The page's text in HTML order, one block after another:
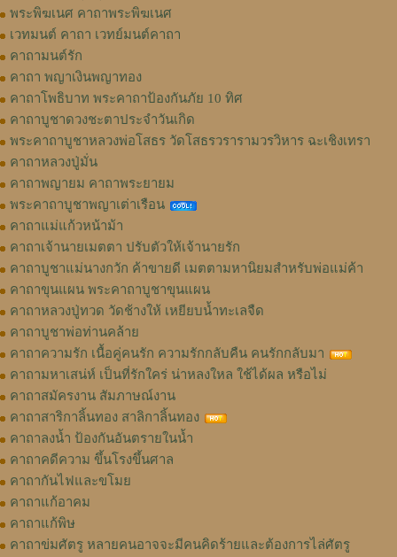
พระพิฆเนศ คาถาพระพิฆเนศ
เวทมนต์ คาถา เวทย์มนต์คาถา
คาถามนต์รัก
คาถา พญาเงินพญาทอง
คาถาโพธิบาท พระคาถาป้องกันภัย 10 ทิศ
คาถาบูชาดวงชะตาประจำวันเกิด
พระคาถาบูชาหลวงพ่อโสธร วัดโสธรวรารามวรวิหาร ฉะเชิงเทรา
คาถาหลวงปู่มั่น
คาถาพญายม คาถาพระยายม
พระคาถาบูชาพญาเต่าเรือน
คาถาแม่แก้วหน้าม้า
คาถาเจ้านายเมตตา ปรับตัวให้เจ้านายรัก
คาถาบูชาแม่นางกวัก ค้าขายดี เมตตามหานิยมสำหรับพ่อแม่ค้า
คาถาขุนแผน พระคาถาบูชาขุนแผน
คาถาหลวงปู่ทวด วัดช้างให้ เหยียบน้ำทะเลจืด
คาถาบูชาพ่อท่านคล้าย
คาถาความรัก เนื้อคู่คนรัก ความรักกลับคืน คนรักกลับมา
คาถามหาเสน่ห์ เป็นที่รักใคร่ น่าหลงใหล ใช้ได้ผล หรือไม่
คาถาสมัครงาน สัมภาษณ์งาน
คาถาสาริกาลิ้นทอง สาลิกาลิ้นทอง
คาถาลงน้ำ ป้องกันอันตรายในน้ำ
คาถาคดีความ ขึ้นโรงขึ้นศาล
คาถากันไฟและขโมย
คาถาแก้อาคม
คาถาแก้พิษ
คาถาข่มศัตรู หลายคนอาจจะมีคนคิดร้ายและต้องการไล่ศัตรู